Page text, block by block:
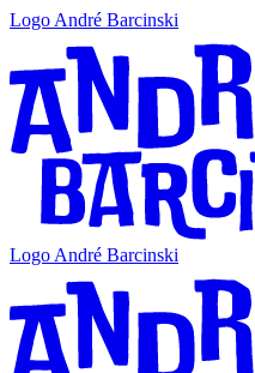
Logo André Barcinski
Logo André Barcinski